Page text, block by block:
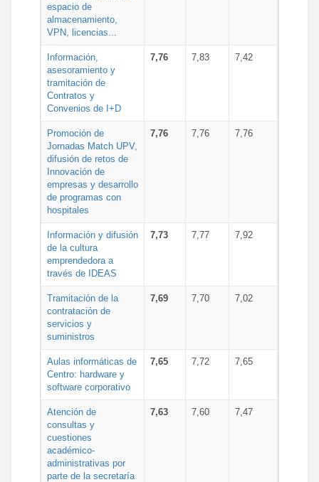
espacio de
almacenamiento,
VPN, licencias...
Información,
asesoramiento y
tramitación de
Contratos y
Convenios de I+D
7,76 7,83 7,42
Promoción de
Jornadas Match UPV,
difusión de retos de
Innovación de
empresas y desarrollo
de programas con
hospitales
7,76 7,76 7,76
Información y difusión
de la cultura
emprendedora a
través de IDEAS
7,73 7,77 7,92
Tramitación de la
contratación de
servicios y
suministros
7,69 7,70 7,02
Aulas informáticas de
Centro: hardware y
software corporativo
7,65 7,72 7,65
Atención de
consultas y
cuestiones
académico-
administrativas por
parte de la secretaría
7,63 7,60 7,47